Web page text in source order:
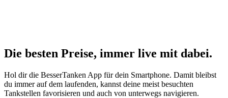
Die besten Preise, immer live mit dabei.
Hol dir die BesserTanken App für dein Smartphone. Damit bleibst
du immer auf dem laufenden, kannst deine meist besuchten
Tankstellen favorisieren und auch von unterwegs navigieren.